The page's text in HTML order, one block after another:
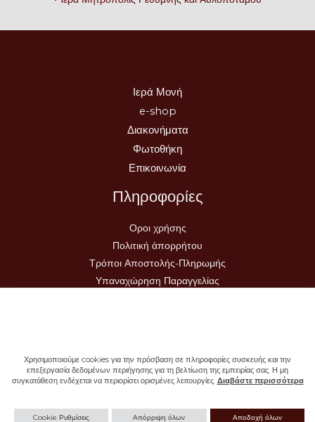
Ιερά Μονή
e-shop
Διακονήματα
Φωτοθήκη
Επικοινωνία
Πληροφορίες
Οροι χρήσης
Πολιτική ἀπορρήτου
Τρόποι Αποστολής-Πληρωμής
Υπαναχώρηση Παραγγελίας
Χρησιμοποιούμε cookies για την πρόσβαση σε πληροφορίες συσκευής και την
επεξεργασία δεδομένων περιήγησης για τη βελτίωση της εμπειρίας σας. Η μη
συγκατάθεση ενδέχεται να περιορίσει ορισμένες λειτουργίες. Διαβάστε περισσότερα
Cookie Ρυθμίσεις Απόρριψη όλων Αποδοχή όλων